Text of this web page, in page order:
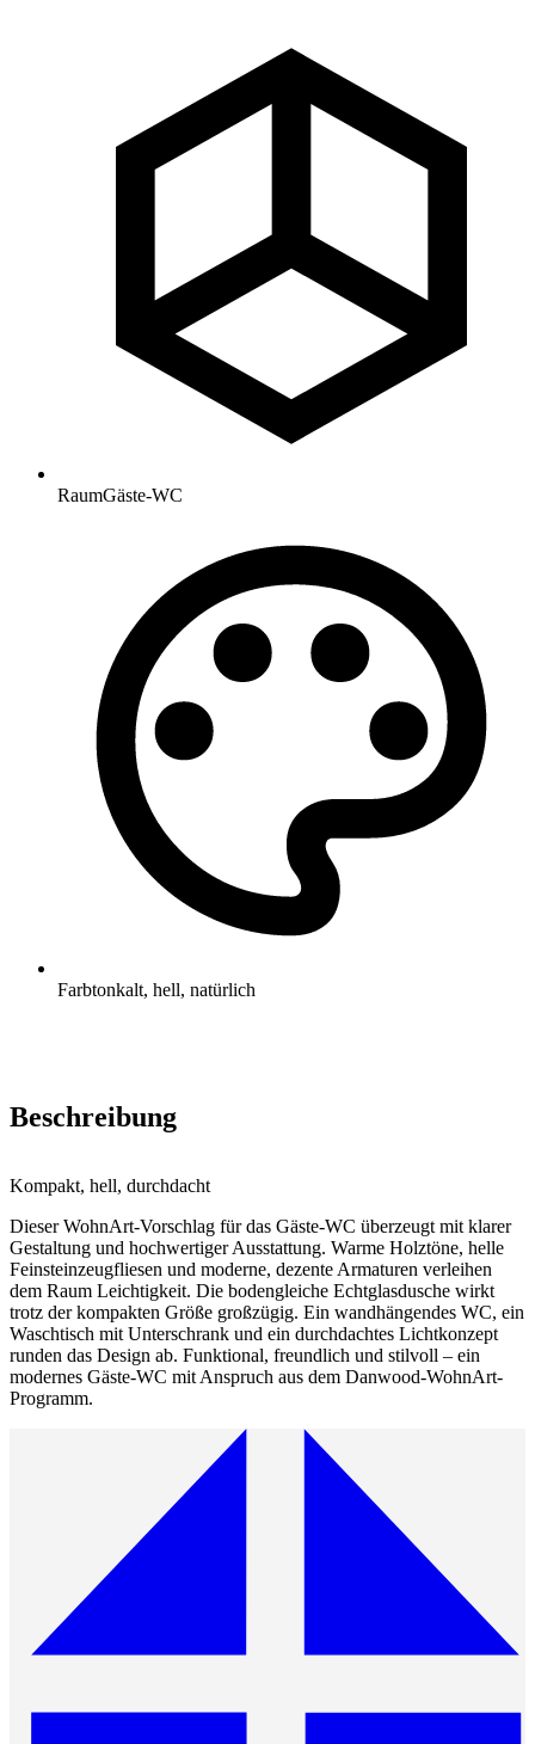
RaumGäste-WC
Farbtonkalt, hell, natürlich
Beschreibung
Kompakt, hell, durchdacht
Dieser WohnArt-Vorschlag für das Gäste-WC überzeugt mit klarer
Gestaltung und hochwertiger Ausstattung. Warme Holztöne, helle
Feinsteinzeugfliesen und moderne, dezente Armaturen verleihen
dem Raum Leichtigkeit. Die bodengleiche Echtglasdusche wirkt
trotz der kompakten Größe großzügig. Ein wandhängendes WC, ein
Waschtisch mit Unterschrank und ein durchdachtes Lichtkonzept
runden das Design ab. Funktional, freundlich und stilvoll – ein
modernes Gäste-WC mit Anspruch aus dem Danwood-WohnArt-
Programm.